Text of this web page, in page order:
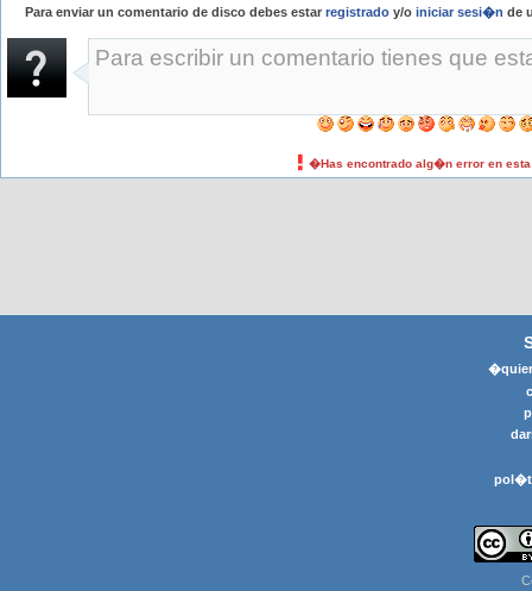
Para enviar un comentario de disco debes estar registrado y/o iniciar sesi�n de
�Has encontrado alg�n error en